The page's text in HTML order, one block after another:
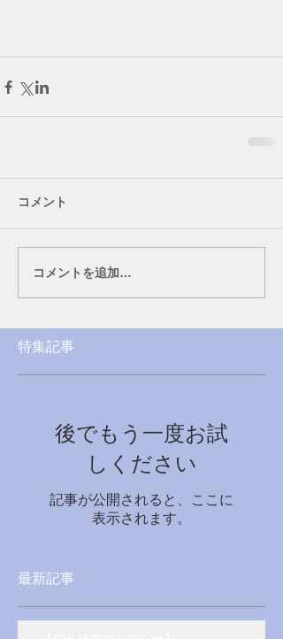
コメント
コメントを追加…
特集記事
後でもう一度お試
しください
記事が公開されると、ここに
表示されます。
最新記事